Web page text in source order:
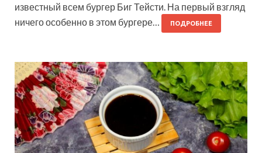
известный всем бургер Биг Тейсти. На первый взгляд
ничего особенно в этом бургере…
ПОДРОБНЕЕ